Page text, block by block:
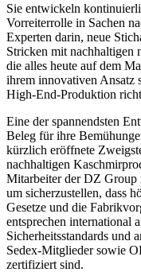
Sie entwickeln
Vorreiterrolle in Sachen
Experten darin, neue
Stricken mit nachhaltigen
die alles heute auf dem
ihrem innovativen Ansatz
High-End-Produktion
Eine der spannendsten
Beleg für ihre
kürzlich eröffnete
nachhaltigen
Mitarbeiter der DZ Group
um sicherzustellen, dass
Gesetze und die
entsprechen international
Sicherheitsstandards und
Sedex-Mitglieder sowie
zertifiziert sind.